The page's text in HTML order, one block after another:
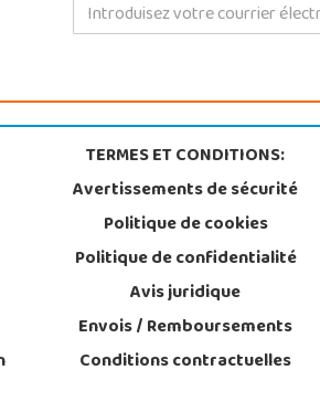
TERMES ET CONDITIONS:
Avertissements de sécurité
Politique de cookies
Politique de confidentialité
Avis juridique
Envois / Remboursements
Conditions contractuelles